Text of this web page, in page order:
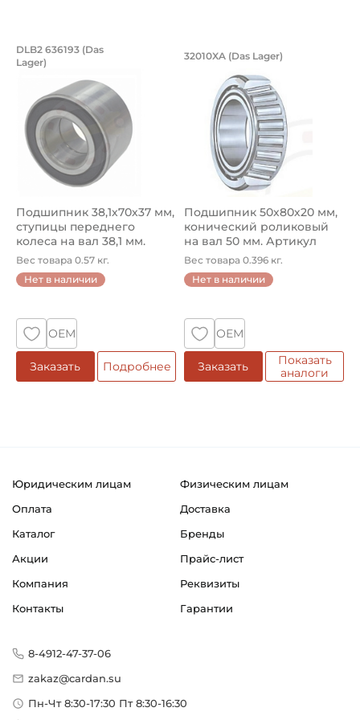
Подшипник 38,1х70х37 мм, ступицы
Подшипник ступицы DLB 636193 Das Lager на вал 38,1
DLB2 636193 (Das
Lager)
Подшипник 38,1х70х37 мм,
ступицы переднего
колеса на вал 38,1 мм.
Артик...
Вес товара 0.57 кг.
Нет в наличии
ОЕМ
Заказать Подробнее
Подшипник
32010XA (Das Lager)
Подшипник 50х80х20 мм,
конический роликовый
на вал 50 мм. Артикул
32010...
Вес товара 0.396 кг.
Нет в наличии
ОЕМ
Заказать
Показать
аналоги
Юридическим лицам
Физическим лицам
Оплата
Доставка
Каталог
Бренды
Акции
Прайс-лист
Компания
Реквизиты
Контакты
Гарантии
8-4912-47-37-06
zakaz@cardan.su
Пн-Чт 8:30-17:30 Пт 8:30-16:30